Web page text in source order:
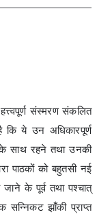
संस्मरण संकलित
कि ये उन अधिकारपूर्ण
के साथ रहने तथा उनकी
पाठकों को बहुतसी नई
जाने के पूर्व तथा पश्चात्
सन्निकट झाँकी प्राप्त